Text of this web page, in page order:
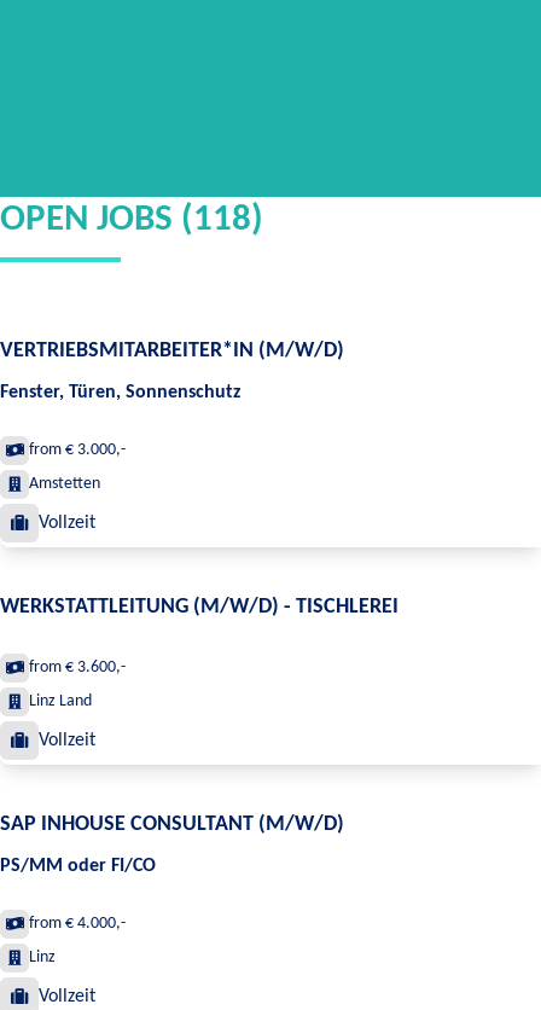
OPEN JOBS (118)
VERTRIEBSMITARBEITER*IN (M/W/D)
Fenster, Türen, Sonnenschutz
from € 3.000,-
Amstetten
Vollzeit
WERKSTATTLEITUNG (M/W/D) - TISCHLEREI
from € 3.600,-
Linz Land
Vollzeit
SAP INHOUSE CONSULTANT (M/W/D)
PS/MM oder FI/CO
from € 4.000,-
Linz
Vollzeit